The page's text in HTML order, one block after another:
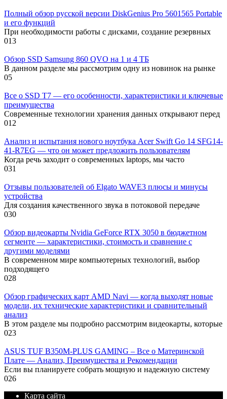
Полный обзор русской версии DiskGenius Pro 5601565 Portable
и его функций
При необходимости работы с дисками, создание резервных
013
Обзор SSD Samsung 860 QVO на 1 и 4 ТБ
В данном разделе мы рассмотрим одну из новинок на рынке
05
Все о SSD T7 — его особенности, характеристики и ключевые
преимущества
Современные технологии хранения данных открывают перед
012
Анализ и испытания нового ноутбука Acer Swift Go 14 SFG14-
41-R7EG — что он может предложить пользователям
Когда речь заходит о современных laptops, мы часто
031
Отзывы пользователей об Elgato WAVE3 плюсы и минусы
устройства
Для создания качественного звука в потоковой передаче
030
Обзор видеокарты Nvidia GeForce RTX 3050 в бюджетном
сегменте — характеристики, стоимость и сравнение с
другими моделями
В современном мире компьютерных технологий, выбор
подходящего
028
Обзор графических карт AMD Navi — когда выходят новые
модели, их технические характеристики и сравнительный
анализ
В этом разделе мы подробно рассмотрим видеокарты, которые
023
ASUS TUF B350M-PLUS GAMING – Все о Материнской
Плате — Анализ, Преимущества и Рекомендации
Если вы планируете собрать мощную и надежную систему
026
Карта сайта